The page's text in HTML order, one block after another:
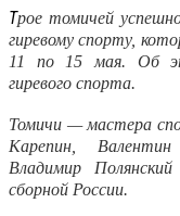
Трое томичей
гиревому спорту,
11 по 15 мая. Об
гиревого спорта.
Томичи — мастера
Карепин,
Владимир Полянский
сборной России.